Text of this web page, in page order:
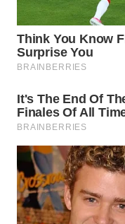
WN
SAMOSIR
WN
LAWAS
SUMEDANG
WN
CIANJUR